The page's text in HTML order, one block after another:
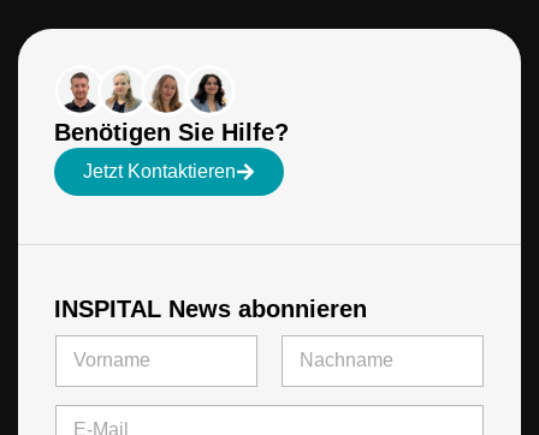
Benötigen Sie Hilfe?
Jetzt Kontaktieren
INSPITAL News abonnieren
m